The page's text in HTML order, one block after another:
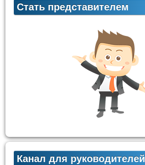
Стать представителем
Канал для руководителей